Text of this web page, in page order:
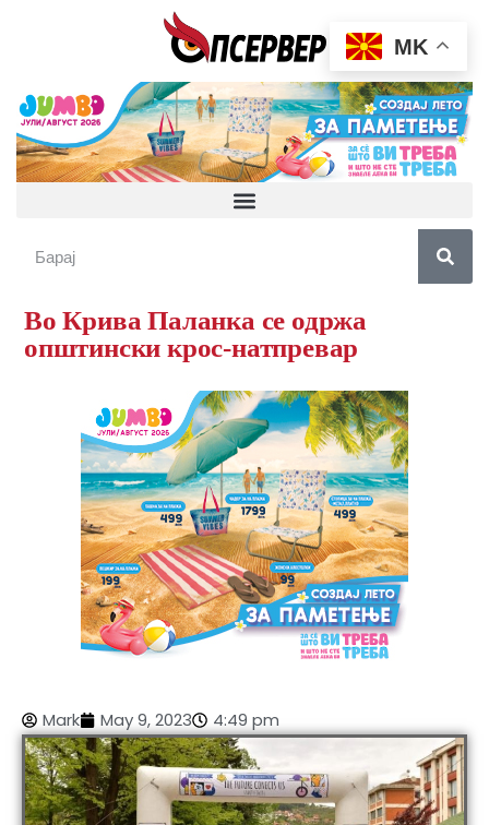
Во Крива Паланка се одржа
општински крос-натпревар
Mark May 9, 2023 4:49 pm
MK